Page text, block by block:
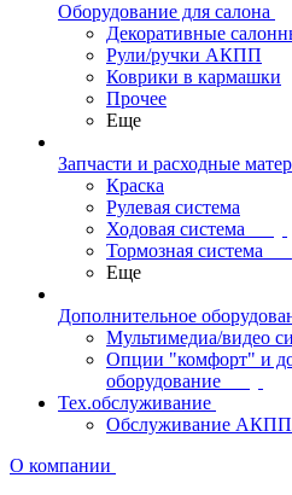
Оборудование для салона
Декоративные
Рули/ручки АКПП
Коврики в кармашки
Прочее
Еще
Запчасти и расходные
Краска
Рулевая система
Ходовая система
Тормозная система
Еще
Дополнительное
Мультимедиа/видео
Опции "комфорт" и
оборудование
Тех.обслуживание
Обслуживание
О компании